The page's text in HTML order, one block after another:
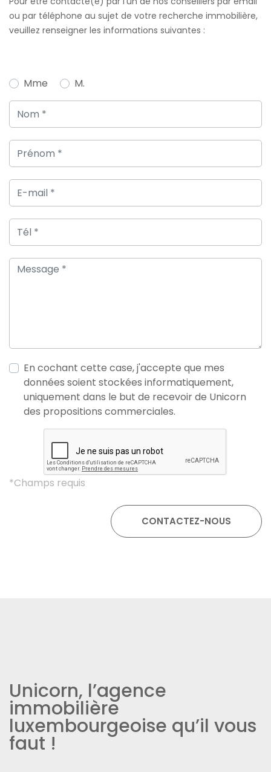
ou par téléphone au sujet de votre recherche immobilière,
veuillez renseigner les informations suivantes :
Mme M.
En cochant cette case, j'accepte que mes
données soient stockées informatiquement,
uniquement dans le but de recevoir de Unicorn
des propositions commerciales.
*Champs requis
Unicorn, l’agence
immobilière
luxembourgeoise qu’il vous
faut !